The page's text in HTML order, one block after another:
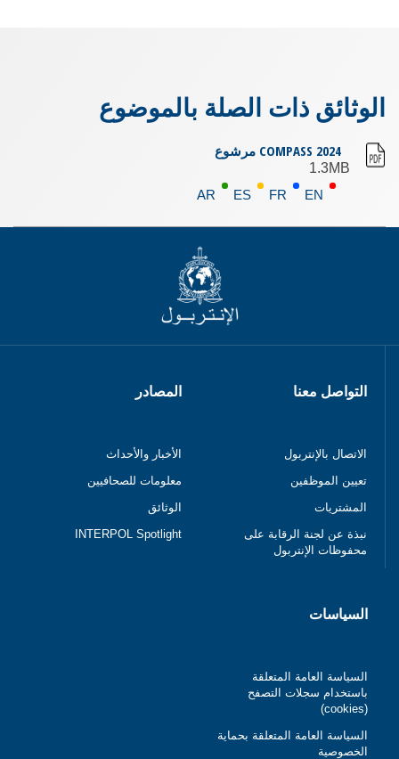
الوثائق ذات الصلة بالموضوع
2024 COMPASS مرشوع
1.3MB
EN
FR
ES
AR
التواصل معنا
الاتصال بالإنتربول
تعيين الموظفين
المشتريات
نبذة عن لجنة الرقابة على
محفوظات الإنتربول
المصادر
الأخبار والأحداث
معلومات للصحافيين
الوثائق
INTERPOL Spotlight
السياسات
السياسة العامة المتعلقة
باستخدام سجلات التصفح
(cookies)
السياسة العامة المتعلقة بحماية
الخصوصية